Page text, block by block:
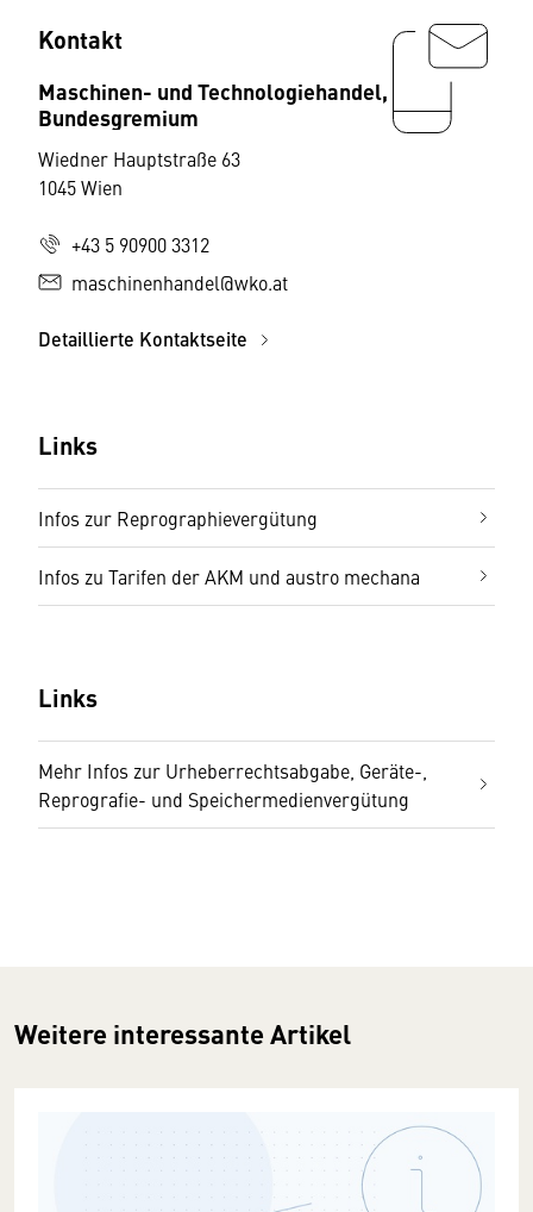
Kontakt
Maschinen- und Technologiehandel,
Bundesgremium
Wiedner Hauptstraße 63
1045 Wien
+43 5 90900 3312
maschinenhandel@wko.at
Detaillierte Kontaktseite
Links
Infos zur Reprographievergütung
Infos zu Tarifen der AKM und austro mechana
Links
Mehr Infos zur Urheberrechtsabgabe, Geräte-,
Reprografie- und Speichermedienvergütung
Weitere interessante Artikel